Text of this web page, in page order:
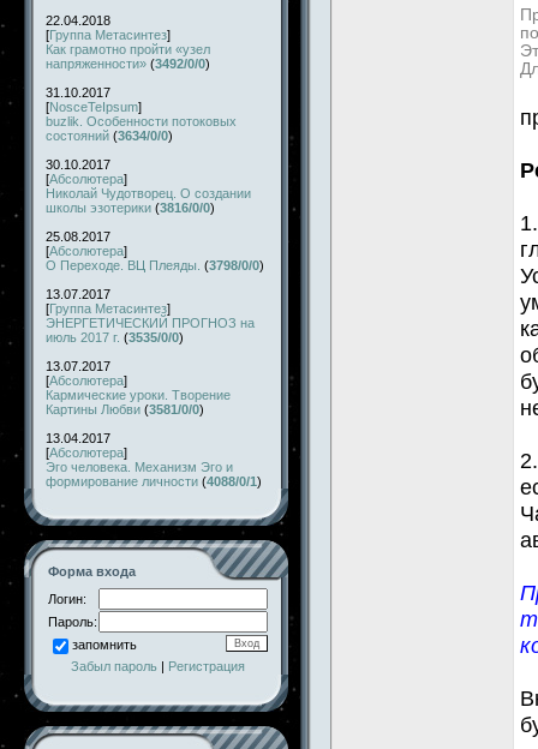
22.04.2018
[Группа Метасинтез]
Как грамотно пройти «узел
напряженности» (3492/0/0)
31.10.2017
[NosceTeIpsum]
buzlik. Особенности потоковых
состояний (3634/0/0)
30.10.2017
[Абсолютера]
Николай Чудотворец. О создании
школы эзотерики (3816/0/0)
25.08.2017
[Абсолютера]
О Переходе. ВЦ Плеяды. (3798/0/0)
13.07.2017
[Группа Метасинтез]
ЭНЕРГЕТИЧЕСКИЙ ПРОГНОЗ на
июль 2017 г. (3535/0/0)
13.07.2017
[Абсолютера]
Кармические уроки. Творение
Картины Любви (3581/0/0)
13.04.2017
[Абсолютера]
Эго человека. Механизм Эго и
формирование личности (4088/0/1)
Форма входа
Логин:
Пароль:
запомнить
Забыл пароль | Регистрация